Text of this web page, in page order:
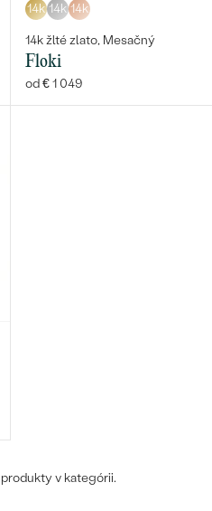
14k 14k 14k
14k žlté zlato, Mesačný
Floki
od € 1 049
v kategórii.